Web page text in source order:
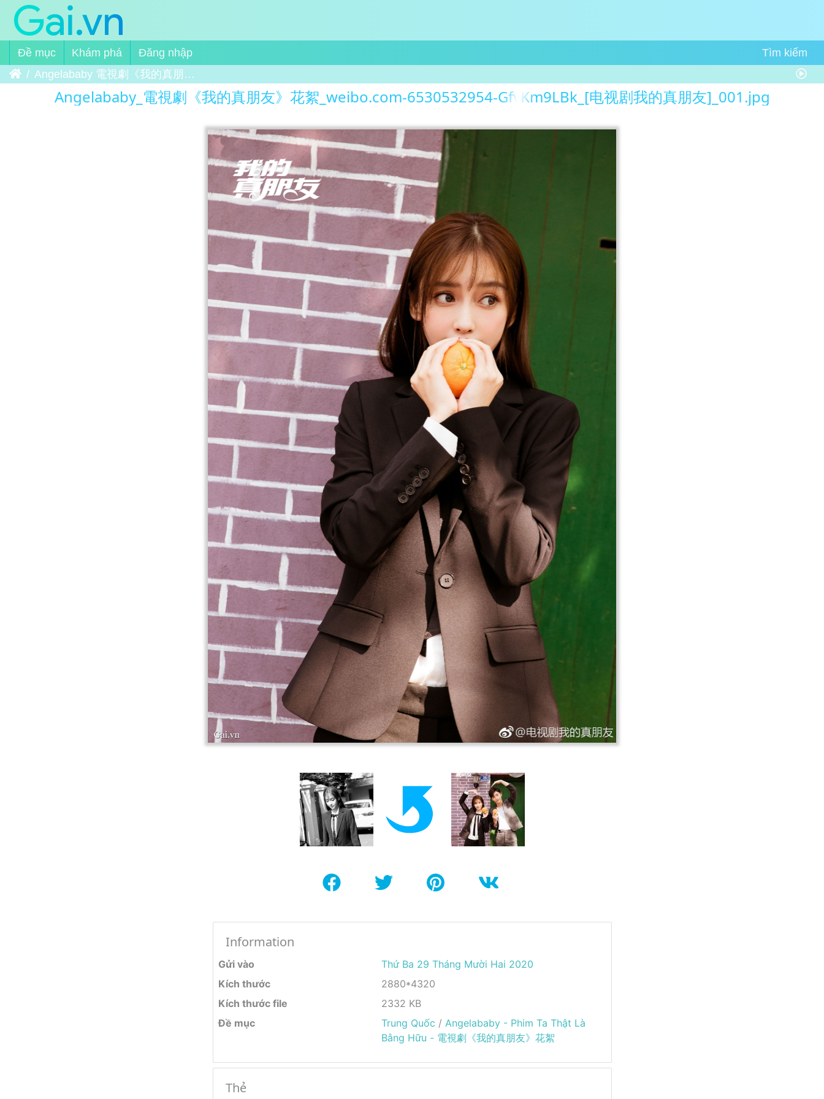
Đề mục Khám phá
Đăng nhập
Trang chủAngelababy 電視劇《我的真朋友》花絮 weibo.com-6530532954-GfvKm9LBk [电视剧我的真朋友] 001
Angelababy_電視劇《我的真朋友》花絮_weibo.com-6530532954-GfvKm9LBk_[电视剧我的真朋友]_001.jpg
Information
Gửi vào
Thứ Ba 29 Tháng Mười Hai 2020
Kích thước
2880*4320
Kích thước file
2332 KB
Đề mục
Trung Quốc / Angelababy - Phim Ta Thật Là
Bằng Hữu - 電視劇《我的真朋友》花絮
Thẻ